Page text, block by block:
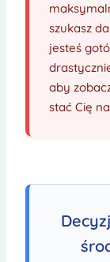
szukasz
jesteś
aby
stać Cię